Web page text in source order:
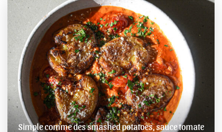
Simple comme des smashed potatoes, sauce tomate